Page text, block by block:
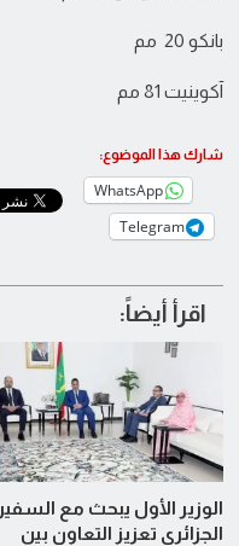
بانكو 20 مم
آكوينيت 81 مم
شارك هذا الموضوع:
WhatsApp
Telegram
اقرأ أيضاً:
الوزير الأول يبحث مع السفير
الجزائري تعزيز التعاون بين